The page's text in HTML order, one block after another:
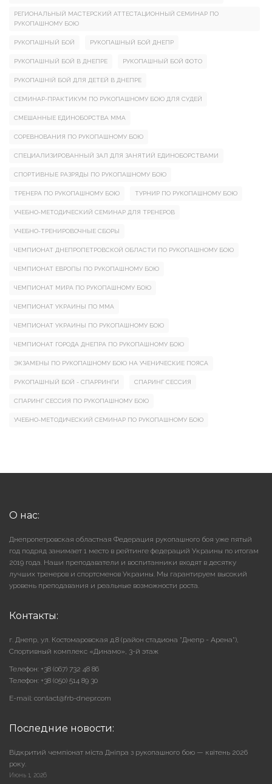
РЕГИОНАЛЬНЫЙ МАСТЕРСКИЙ АТТЕСТАЦИОННЫЙ СЕМИНАР ПО
РУКОПАШНОМУ БОЮ
РУКОПАШНЫЙ БОЙ РУКОПАШНЫЙ БОЙ ДНЕПР
РУКОПАШНЫЙ БОЙ В ДНЕПРЕ РУКОПАШНЫЙ БОЙ ФОТО
РУКОПАШНІЙ БОЙ ДЛЯ ДЕТЕЙ В ДНЕПРЕ
СЕМИНАР-ПРАКТИКУМ ПО РУКОПАШНОМУ БОЮ ДЛЯ СУДЕЙ
СМЕШАННЫЕ ЕДИНОБОРСТВА ММА
СОРЕВНОВАНИЯ ПО РУКОПАШНОМУ БОЮ
СПЕЦИАЛИЗИРОВАННЫЙ ЗАЛ ДЛЯ ЗАНЯТИЙ ЕДИНОБОРСТВАМИ
СПОРТИВНЫЕ РАЗРЯДЫ ПО РУКОПАШНОМУ БОЮ
ТРЕНЕРА ПО РУКОПАШНОМУ БОЮ ТУРНИР ПО РУКОПАШНОМУ БОЮ
УЧЕБНО-МЕТОДИЧЕСКИЙ СЕМИНАР ДЛЯ ТРЕНЕРОВ
УЧЕБНО-ТРЕНИРОВОЧНЫЕ СБОРЫ
ЧЕМПИОНАТ ДНЕПРОПЕТРОВСКОЙ ОБЛАСТИ ПО РУКОПАШНОМУ БОЮ
ЧЕМПИОНАТ ЕВРОПЫ ПО РУКОПАШНОМУ БОЮ
ЧЕМПИОНАТ МИРА ПО РУКОПАШНОМУ БОЮ
ЧЕМПИОНАТ УКРАИНЫ ПО ММА
ЧЕМПИОНАТ УКРАИНЫ ПО РУКОПАШНОМУ БОЮ
ЧЕМПИОНАТ ГОРОДА ДНЕПРА ПО РУКОПАШНОМУ БОЮ
ЭКЗАМЕНЫ ПО РУКОПАШНОМУ БОЮ НА УЧЕНИЧЕСКИЕ ПОЯСА
РУКОПАШНЫЙ БОЙ - СПАРРИНГИ СПАРИНГ СЕССИЯ
СПАРИНГ СЕССИЯ ПО РУКОПАШНОМУ БОЮ
УЧЕБНО-МЕТОДИЧЕСКИЙ СЕМИНАР ПО РУКОПАШНОМУ БОЮ
О нас:
Днепропетровская областная Федерация рукопашного боя уже пятый
год подряд занимает 1 место в рейтинге федераций Украины по итогам
2019 года. Наши преподаватели и воспитанники входят в десятку
лучших тренеров и спортсменов Украины. Мы гарантируем высокий
уровень преподавания и реальные возможности роста.
Контакты:
г. Днепр, ул. Костомаровская д.8 (район стадиона "Днепр - Арена"),
Cпортивный комплекс «Динамо», 3-й этаж
Телефон: +38 (067) 732 48 86
Телефон: +38 (050) 514 89 30
E-mail: contact@frb-dnepr.com
Последние новости:
Відкритий чемпіонат міста Дніпра з рукопашного бою — квітень 2026
року.
Июнь 1, 2026